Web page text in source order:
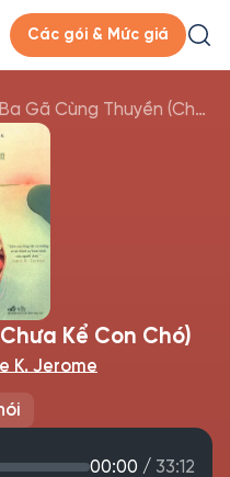
Các gói & Mức giá
Ba Gã Cùng Thuyền (Chưa Kể Con Chó)
Kể Con Chó)
K. Jerome
00:00 / 33:12